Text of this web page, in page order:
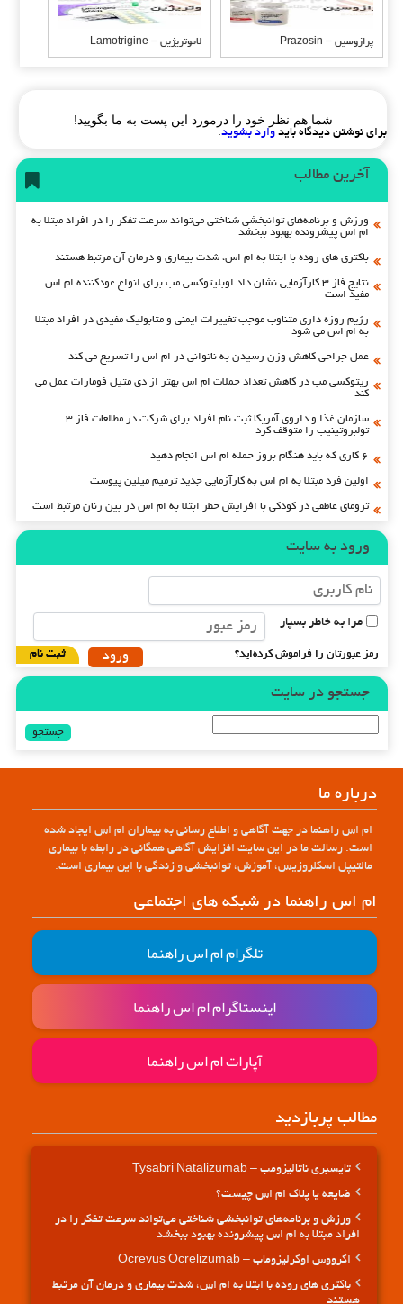
پرازوسین – Prazosin لاموتریژین – Lamotrigine
شما هم نظر خود را درمورد این پست به ما بگویید!
برای نوشتن دیدگاه باید وارد بشوید.
آخرین مطالب
ورزش و برنامه‌های توانبخشی شناختی می‌تواند سرعت تفکر را در افراد مبتلا به
ام اس پیشرونده بهبود ببخشد
باکتری های روده با ابتلا به ام اس، شدت بیماری و درمان آن مرتبط هستند
نتایج فاز ۳ کارآزمایی نشان داد اوبلیتوکسی مب برای انواع عودکننده ام اس
مفید است
رژیم روزه داری متناوب موجب تغییرات ایمنی و متابولیک مفیدی در افراد مبتلا
به ام اس می شود
عمل جراحی کاهش وزن رسیدن به ناتوانی در ام اس را تسریع می کند
ریتوکسی مب در کاهش تعداد حملات ام اس بهتر از دی متیل فومارات عمل می
کند
سازمان غذا و داروی آمریکا ثبت نام افراد برای شرکت در مطالعات فاز ۳
تولبروتینیب را متوقف کرد
۶ کاری که باید هنگام بروز حمله ام اس انجام دهید
اولین فرد مبتلا به ام اس به کارآزمایی جدید ترمیم میلین پیوست
ترومای عاطفی در کودکی با افزایش خطر ابتلا به ام اس در بین زنان مرتبط است
ورود به سایت
مرا به خاطر بسپار
رمز عبورتان را فراموش کرده‌اید؟ ثبت نام
جستجو در سایت
جستجو
برای:
درباره ما
ام اس راهنما در جهت آگاهی و اطلاع رسانی به بیماران ام اس ایجاد شده
است. رسالت ما در این سایت افزایش آگاهی همگانی در رابطه با بیماری
مالتیپل اسکلروزیس، آموزش، توانبخشی و زندگی با این بیماری است.
ام اس راهنما در شبکه های اجتماعی
تلگرام ام اس راهنما
اینستاگرام ام اس راهنما
آپارات ام اس راهنما
مطالب پربازدید
تایسبری ناتالیزومب – Tysabri Natalizumab
ضایعه یا پلاک ام اس چیست؟
ورزش و برنامه‌های توانبخشی شناختی می‌تواند سرعت تفکر را در
افراد مبتلا به ام اس پیشرونده بهبود ببخشد
اکرووس اوکرلیزوماب – Ocrevus Ocrelizumab
باکتری های روده با ابتلا به ام اس، شدت بیماری و درمان آن مرتبط
هستند